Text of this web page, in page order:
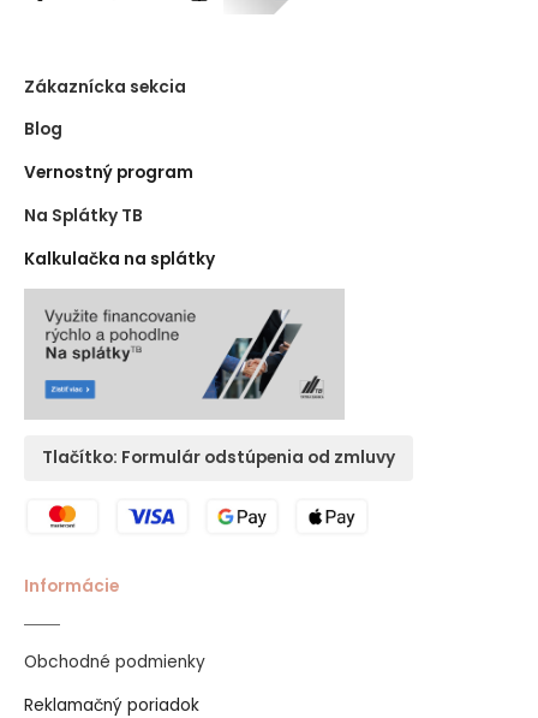
Zákaznícka sekcia
Blog
Vernostný program
Na Splátky TB
Kalkulačka na splátky
Tlačítko: Formulár odstúpenia od zmluvy
Informácie
Obchodné podmienky
Reklamačný poriadok